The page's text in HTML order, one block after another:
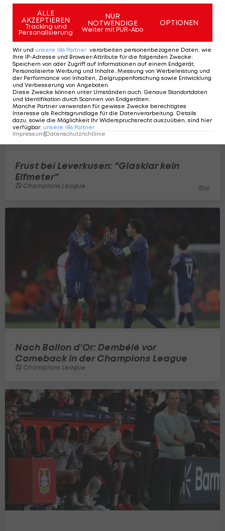
Frust bei Leverkusen: "Glasklar kein
Elfmeter"
Champions League 16
Nach Ballon d'Or: Dembélé vor
Comeback in der Champions League
Champions League
ALLE
AKZEPTIEREN
Tracking und
Personalisierung
NUR
NOTWENDIGE
Weiter mit PUR-Abo
OPTIONEN
Wir und unsere 186 Partner verarbeiten personenbezogene Daten, wie
Ihre IP-Adresse und Browser-Attribute für die folgenden Zwecke:
Speichern von oder Zugriff auf Informationen auf einem Endgerät;
Personalisierte Werbung und Inhalte, Messung von Werbeleistung und
der Performance von Inhalten, Zielgruppenforschung sowie Entwicklung
und Verbesserung von Angeboten
Diese Zwecke können unter Umständen auch: Genaue Standortdaten
und Identifikation durch Scannen von Endgeräten
Manche Partner verwenden für gewisse Zwecke berechtigtes
Interesse als Rechtsgrundlage für die Datenverarbeitung. Details
dazu, sowie die Möglichkeit Ihr Widerspruchsrecht auszuüben, sind hier
verfügbar: unsere 186 Partner
Impressum|Datenschutzrichtlinie